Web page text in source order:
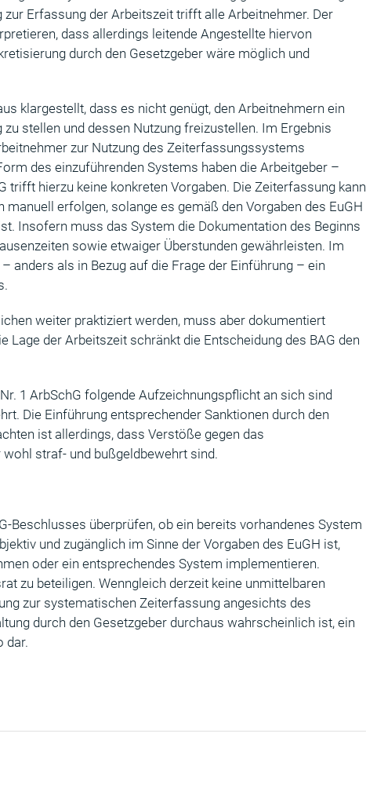
zur Erfassung der Arbeitszeit trifft alle Arbeitnehmer. Der
dass allerdings leitende Angestellte hiervon
durch den Gesetzgeber wäre möglich und
klargestellt, dass es nicht genügt, den Arbeitnehmern ein
stellen und dessen Nutzung freizustellen. Im Ergebnis
zur Nutzung des Zeiterfassungssystems
des einzuführenden Systems haben die Arbeitgeber –
trifft hierzu keine konkreten Vorgaben. Die Zeiterfassung kann
erfolgen, solange es gemäß den Vorgaben des EuGH
Insofern muss das System die Dokumentation des Beginns
sowie etwaiger Überstunden gewährleisten. Im
anders als in Bezug auf die Frage der Einführung – ein
weiter praktiziert werden, muss aber dokumentiert
Lage der Arbeitszeit schränkt die Entscheidung des BAG den
1 ArbSchG folgende Aufzeichnungspflicht an sich sind
Die Einführung entsprechender Sanktionen durch den
ist allerdings, dass Verstöße gegen das
straf- und bußgeldbewehrt sind.
Beschlusses überprüfen, ob ein bereits vorhandenes System
und zugänglich im Sinne der Vorgaben des EuGH ist,
oder ein entsprechendes System implementieren.
zu beteiligen. Wenngleich derzeit keine unmittelbaren
zur systematischen Zeiterfassung angesichts des
durch den Gesetzgeber durchaus wahrscheinlich ist, ein
dar.